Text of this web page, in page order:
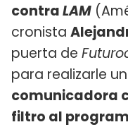
contraLAM
cronista
puerta de
para realizarle
comunicadora
filtro al program